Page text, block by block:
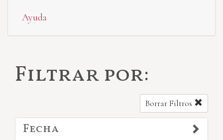
Ayuda
Filtrar por:
Borrar Filtros
Fecha